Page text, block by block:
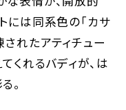
には同系色の「カサ
されたアティチュー
くれるバディが、は
。